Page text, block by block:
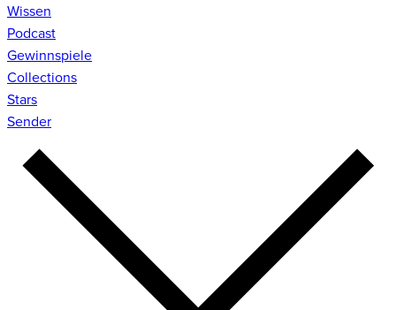
Wissen
Podcast
Gewinnspiele
Collections
Stars
Sender